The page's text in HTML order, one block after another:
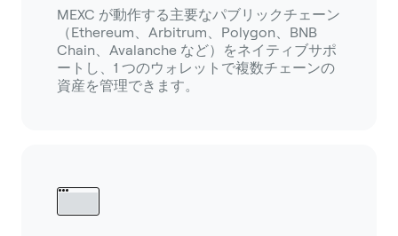
MEXC が動作する主要なパブリックチェーン
（Ethereum、Arbitrum、Polygon、BNB
Chain、Avalanche など）をネイティブサポ
ートし、1 つのウォレットで複数チェーンの
資産を管理できます。